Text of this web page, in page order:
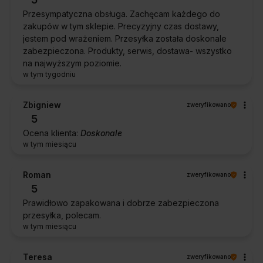
Przesympatyczna obsługa. Zachęcam każdego do
zakupów w tym sklepie. Precyzyjny czas dostawy,
jestem pod wrażeniem. Przesyłka została doskonale
zabezpieczona. Produkty, serwis, dostawa- wszystko
na najwyższym poziomie.
w tym tygodniu
Zbigniew zweryfikowano
5
Ocena klienta: Doskonale
w tym miesiącu
Roman zweryfikowano
5
Prawidłowo zapakowana i dobrze zabezpieczona
przesyłka, polecam.
w tym miesiącu
Teresa zweryfikowano